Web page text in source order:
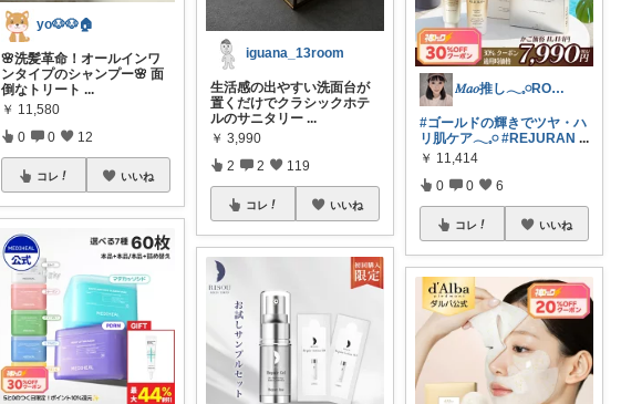
yo🐶🐶🏠
🌸洗髪革命！オールインワ
ンタイプのシャンプー🌸 面
倒なトリート ...
￥ 11,580
0 0 12
コレ いいね
iguana_13room
生活感の出やすい洗面台が
置くだけでクラシックホテ
ルのサニタリー ...
￥ 3,990
2 2 119
コレ いいね
𝑀𝑎𝑜推し𓂃𓈒𓏸ROOM
#ゴールドの輝きでツヤ・ハ
リ肌ケア𓂃𓈒𓏸 #REJURAN ...
￥ 11,414
0 0 6
コレ いいね